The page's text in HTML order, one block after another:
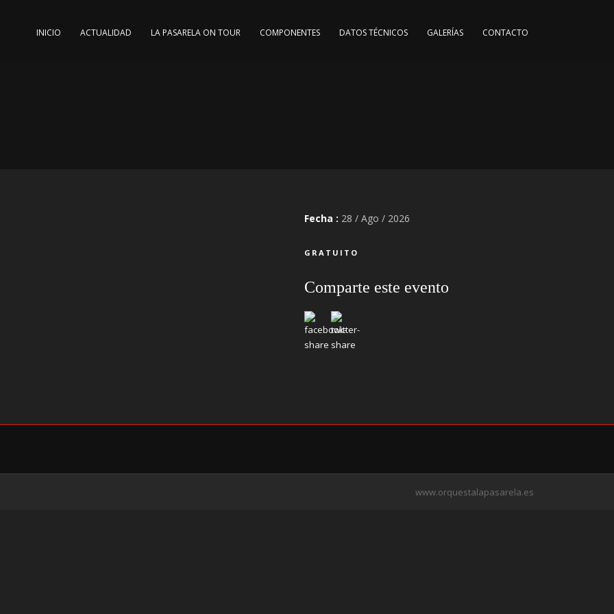
INICIO ACTUALIDAD LA PASARELA ON TOUR COMPONENTES DATOS TÉCNICOS GALERÍAS CONTACTO
Fecha : 28 / Ago / 2026
GRATUITO
Comparte este evento
www.orquestalapasarela.es